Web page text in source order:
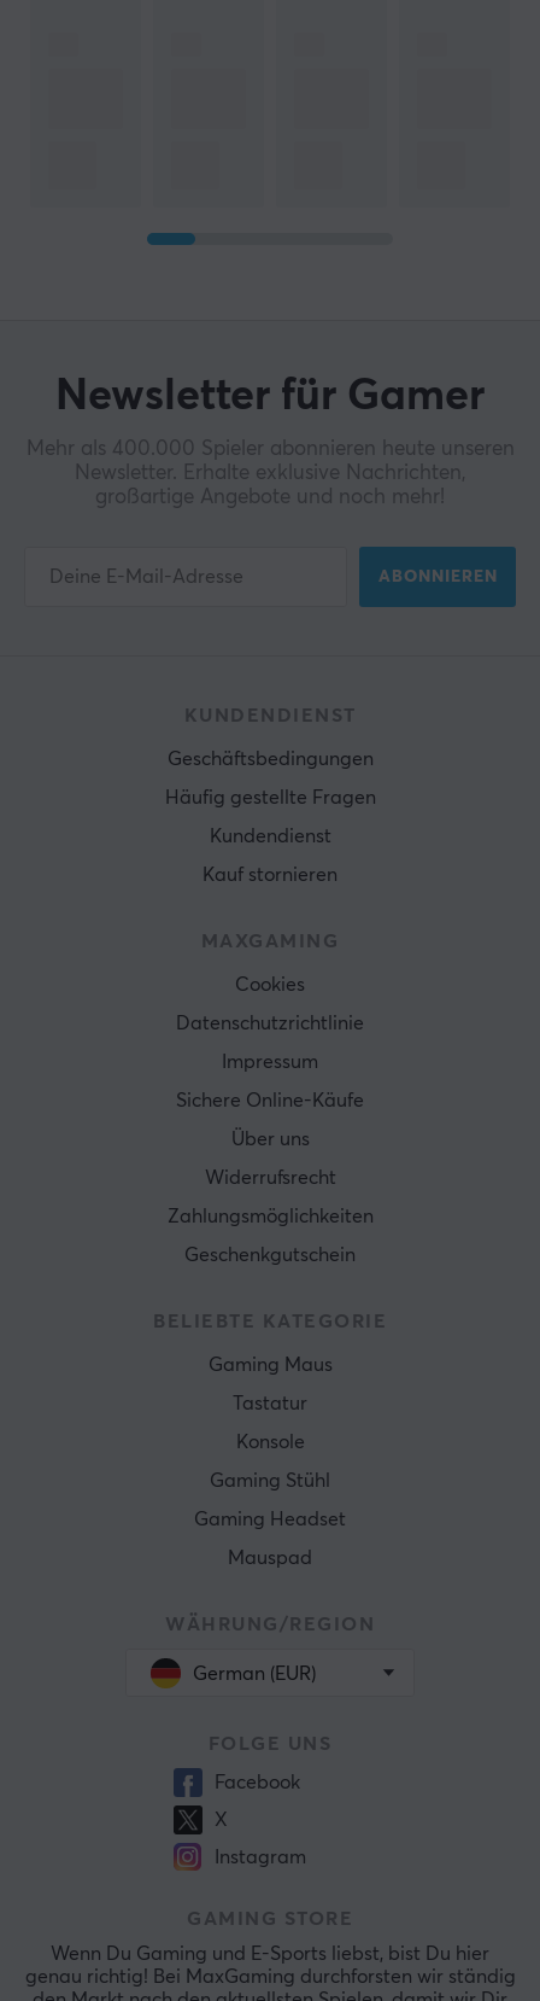
Newsletter für Gamer
Mehr als 400.000 Spieler abonnieren heute unseren
Newsletter. Erhalte exklusive Nachrichten,
großartige Angebote und noch mehr!
ABONNIEREN
KUNDENDIENST
Geschäftsbedingungen
Häufig gestellte Fragen
Kundendienst
Kauf stornieren
MAXGAMING
Cookies
Datenschutzrichtlinie
Impressum
Sichere Online-Käufe
Über uns
Widerrufsrecht
Zahlungsmöglichkeiten
Geschenkgutschein
BELIEBTE KATEGORIE
Gaming Maus
Tastatur
Konsole
Gaming Stühl
Gaming Headset
Mauspad
WÄHRUNG/REGION
German (EUR)
FOLGE UNS
Facebook
X
Instagram
GAMING STORE
Wenn Du Gaming und E-Sports liebst, bist Du hier
genau richtig! Bei MaxGaming durchforsten wir ständig